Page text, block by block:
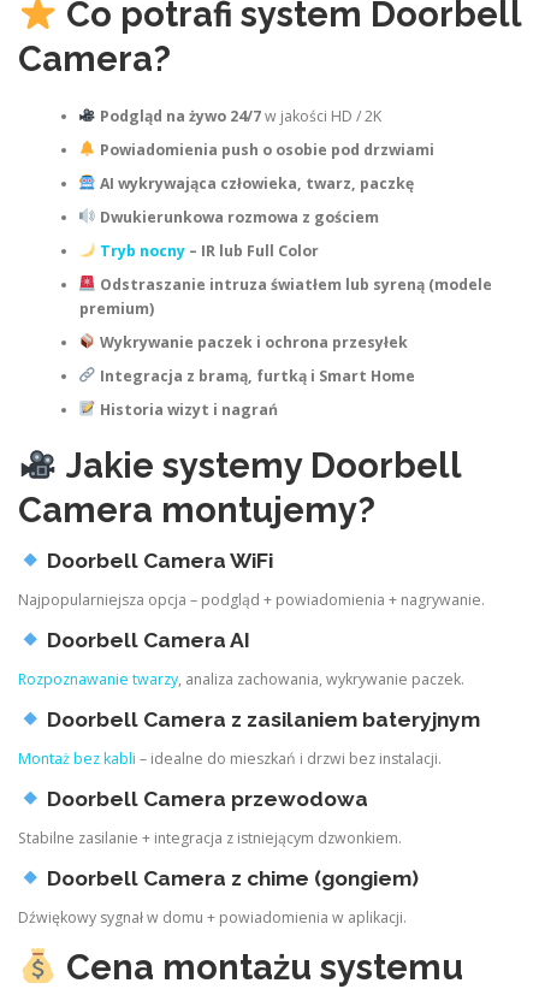
Co potrafi system Doorbell
Camera?
Podgląd na żywo 24/7w jakości HD / 2K
Powiadomienia push o osobie pod drzwiami
AI wykrywająca człowieka, twarz, paczkę
Dwukierunkowa rozmowa z gościem
Tryb nocny– IR lub Full Color
Odstraszanie intruza światłem lub syreną (modele
premium)
Wykrywanie paczek i ochrona przesyłek
Integracja z bramą, furtką i Smart Home
Historia wizyt i nagrań
Jakie systemy Doorbell
Camera montujemy?
Doorbell Camera WiFi
Najpopularniejsza opcja – podgląd + powiadomienia + nagrywanie.
Doorbell Camera AI
Rozpoznawanie twarzy, analiza zachowania, wykrywanie paczek.
Doorbell Camera z zasilaniem bateryjnym
Montaż bez kabli – idealne do mieszkań i drzwi bez instalacji.
Doorbell Camera przewodowa
Stabilne zasilanie + integracja z istniejącym dzwonkiem.
Doorbell Camera z chime (gongiem)
Dźwiękowy sygnał w domu + powiadomienia w aplikacji.
Cena montażu systemu